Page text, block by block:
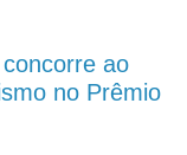
ao
no Prêmio